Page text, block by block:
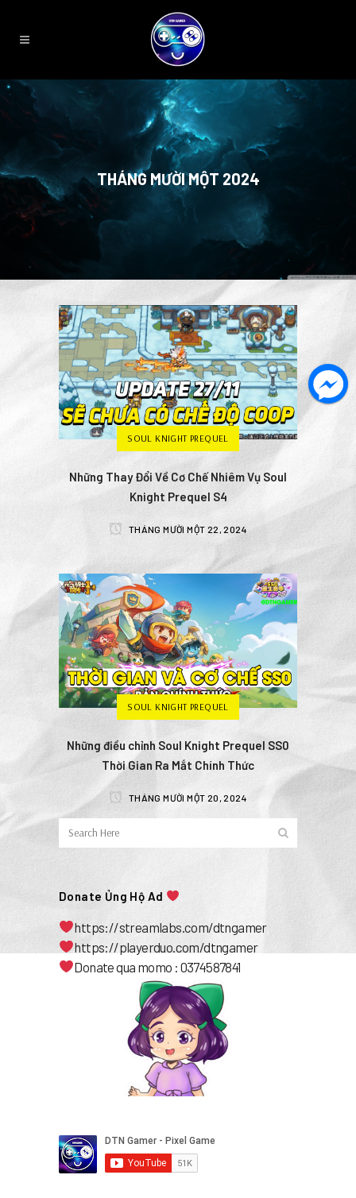
THÁNG MƯỜI MỘT 2024
SOUL KNIGHT PREQUEL
Những Thay Đổi Về Cơ Chế Nhiêm Vụ Soul
Knight Prequel S4
THÁNG MƯỜI MỘT 22, 2024
SOUL KNIGHT PREQUEL
Những điều chỉnh Soul Knight Prequel SS0
Thời Gian Ra Mắt Chính Thức
THÁNG MƯỜI MỘT 20, 2024
Donate Ủng Hộ Ad
https://streamlabs.com/dtngamer
https://playerduo.com/dtngamer
Donate qua momo : 0374587841